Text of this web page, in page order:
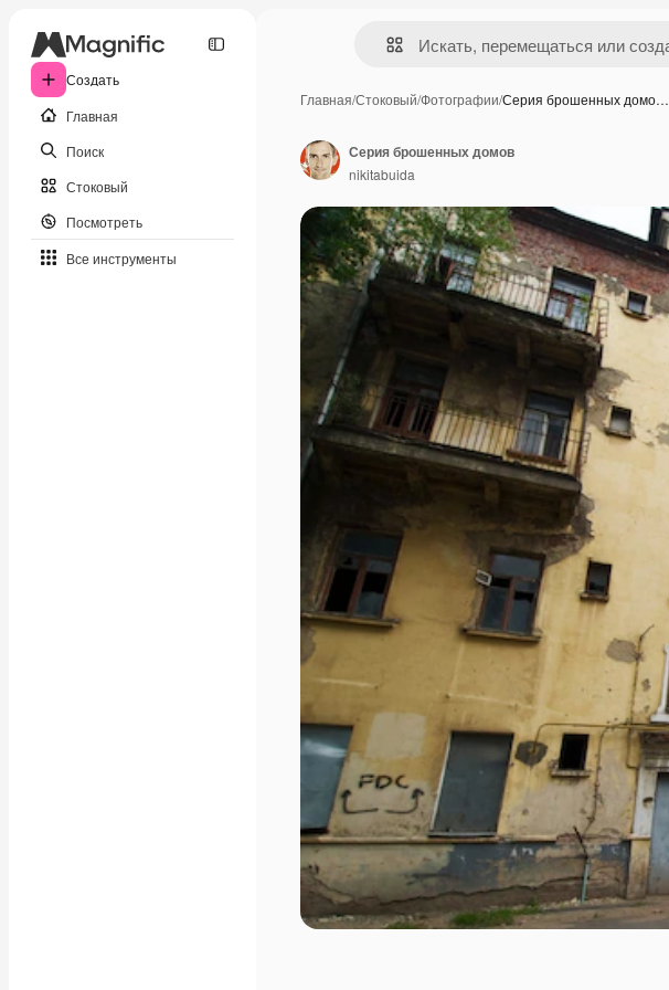
Создать
Главная
Поиск
Стоковый
Посмотреть
Все инструменты
Главная/Стоковый/Фотографии/Серия брошенных домо…
Серия брошенных домов
nikitabuida